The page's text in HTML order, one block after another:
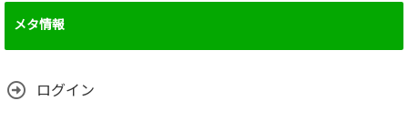
メタ情報
ログイン